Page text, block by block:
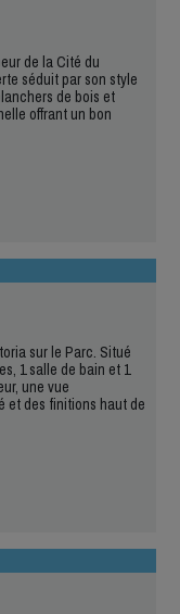
de la Cité du
séduit par son style
de bois et
offrant un bon
sur le Parc. Situé
1 salle de bain et 1
une vue
et des finitions haut de